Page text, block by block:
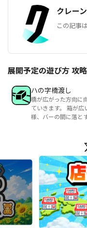
クレー
この記事
展開予定の遊び方 攻
ハの字橋渡し
橋が広がった方向に
ていきます。 箱が
様、バーの間に落と